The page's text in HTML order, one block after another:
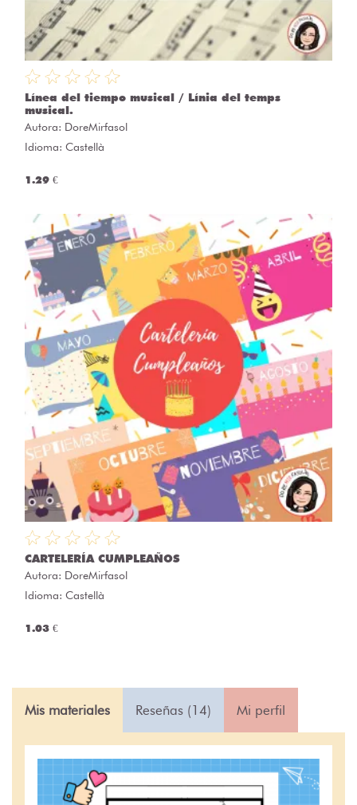
Línea del tiempo musical / Línia del temps
musical.
Autora: DoreMirfasol
Idioma: Castellà
1.29 €
CARTELERÍA CUMPLEAÑOS
Autora: DoreMirfasol
Idioma: Castellà
1.03 €
Mis materiales Reseñas (14) Mi perfil